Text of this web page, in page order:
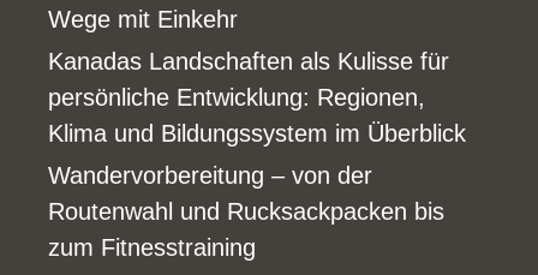
Wege mit Einkehr
Kanadas Landschaften als Kulisse für
persönliche Entwicklung: Regionen,
Klima und Bildungssystem im Überblick
Wandervorbereitung – von der
Routenwahl und Rucksackpacken bis
zum Fitnesstraining